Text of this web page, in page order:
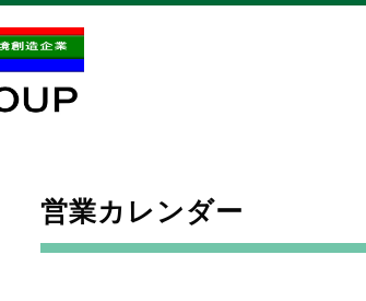
営業カレンダー